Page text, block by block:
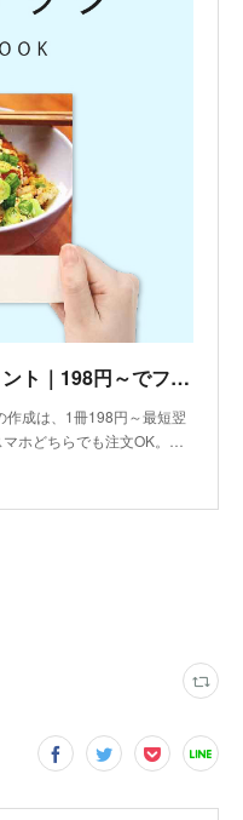
フォトブック｜しまうまプリント｜198円～でフォト(写真)アルバムを作成
作成は、1冊198円～最短翌
ホどちらでも注文OK。…